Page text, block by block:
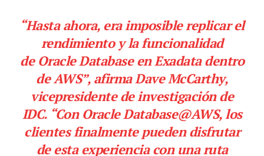
“Hasta ahora, era imposible replicar el
rendimiento y la funcionalidad
de OracleDatabase en Exadata dentro
de AWS”, afirma Dave McCarthy,
vicepresidente de investigación de
IDC. “Con OracleDatabase@AWS, los
clientes finalmente pueden disfrutar
de esta experiencia con una ruta